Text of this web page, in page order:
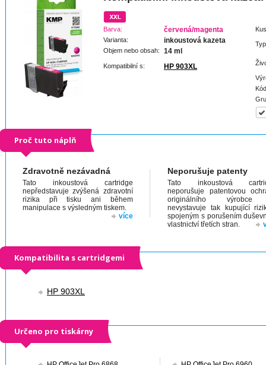
Barva: červená/magenta
Varianta: inkoustová kazeta
Objem nebo obsah: 14 ml
Kompatibilní s: HP 903XL
Proč tuto náplň
Zdravotně nezávadná
Tato inkoustová cartridge
nepředstavuje zvýšená zdravotní
rizika při tisku ani během
manipulace s výsledným tiskem.
více
Neporušuje patenty
Tato inkoustová
neporušuje patentovou
originálního
nevystavuje tak kupující
spojeným s porušením
vlastnictví třetích stran.
Kompatibilita s cartridgemi
HP 903XL
Určeno pro tiskárny